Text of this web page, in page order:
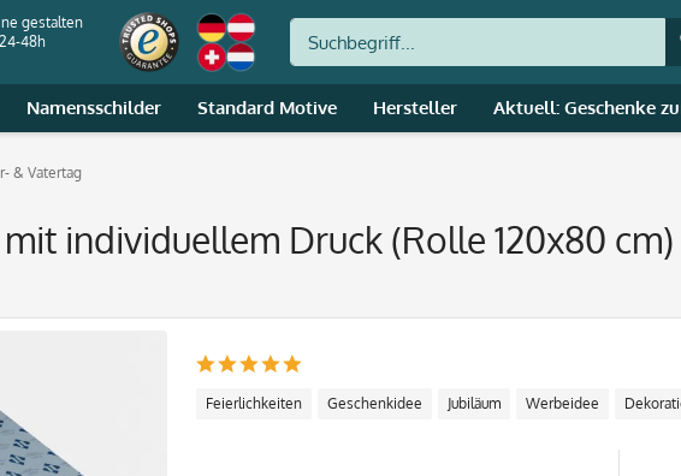
gestalten
48h
Namensschilder Standard Motive Hersteller Aktuell: Geschenke
& Vatertag
individuellem Druck (Rolle 120x80 cm)
Feierlichkeiten Geschenkidee Jubiläum Werbeidee